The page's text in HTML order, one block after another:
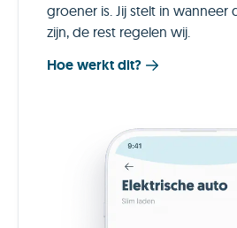
groener is. Jij stelt in wanneer
zijn, de rest regelen wij.
Hoe werkt dit?